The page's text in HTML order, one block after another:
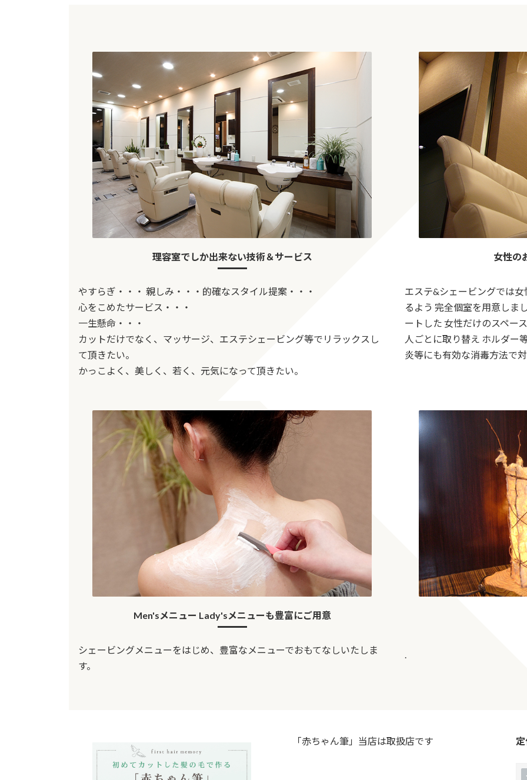
理容室でしか出来ない技術＆サービス
やすらぎ・・・ 親しみ・・・的確なスタイル提案・・・
心をこめたサービス・・・
一生懸命・・・
カットだけでなく、マッサージ、エステシェービング等でリラックスし
て頂きたい。
かっこよく、美しく、若く、元気になって頂きたい。
女性の
エステ&シェービングでは
るよう 完全個室を用意しま
ートした 女性だけのスペー
人ごとに取り替え ホルダー
炎等にも有効な消毒方法で対
Men'sメニュー Lady'sメニューも豊富にご用意
シェービングメニューをはじめ、豊富なメニューでおもてなしいたしま
す。
.
「赤ちゃん筆」当店は取扱店です